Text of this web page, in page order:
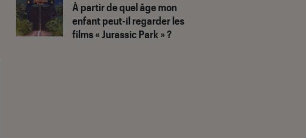
À partir de quel âge mon
enfant peut-il regarder les
films « Jurassic Park » ?